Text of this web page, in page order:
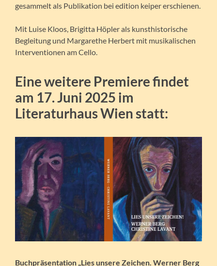
gesammelt als Publikation bei edition keiper erschienen.
Mit Luise Kloos, Brigitta Höpler als kunsthistorische
Begleitung und Margarethe Herbert mit musikalischen
Interventionen am Cello.
Eine weitere Premiere findet
am 17. Juni 2025 im
Literaturhaus Wien statt:
Buchpräsentation „Lies unsere Zeichen. Werner Berg